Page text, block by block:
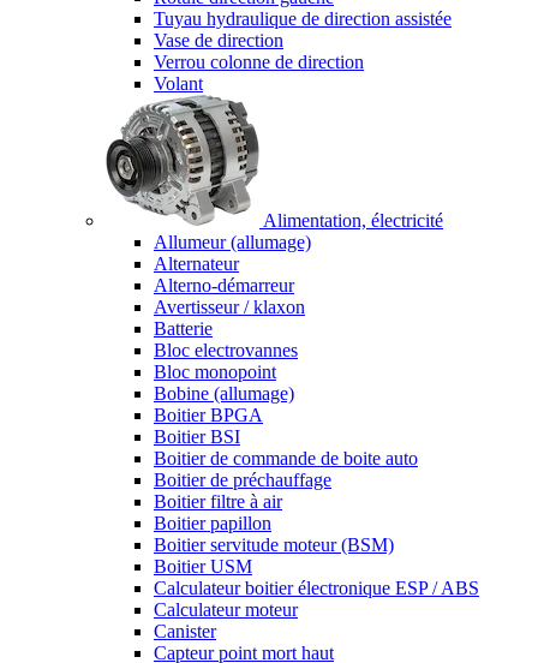
Tuyau hydraulique de direction assistée
Vase de direction
Verrou colonne de direction
Volant
Alimentation, électricité
Allumeur (allumage)
Alternateur
Alterno-démarreur
Avertisseur / klaxon
Batterie
Bloc electrovannes
Bloc monopoint
Bobine (allumage)
Boitier BPGA
Boitier BSI
Boitier de commande de boite auto
Boitier de préchauffage
Boitier filtre à air
Boitier papillon
Boitier servitude moteur (BSM)
Boitier USM
Calculateur boitier électronique ESP / ABS
Calculateur moteur
Canister
Capteur point mort haut